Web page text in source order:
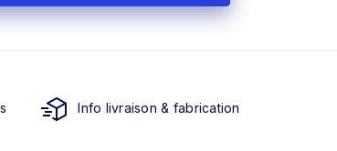
Info livraison & fabrication